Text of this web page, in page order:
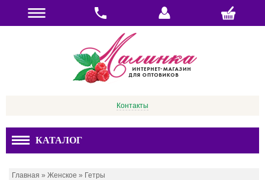
Контакты
КАТАЛОГ
Главная » Женское » Гетры